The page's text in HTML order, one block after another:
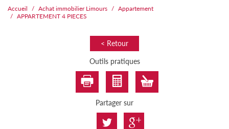
Accueil Achat immobilier Limours
Appartement
APPARTEMENT 4 PIECES
< Retour
Outils pratiques
Partager sur